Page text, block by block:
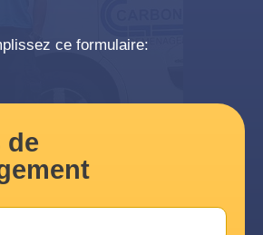
ce formulaire:
de